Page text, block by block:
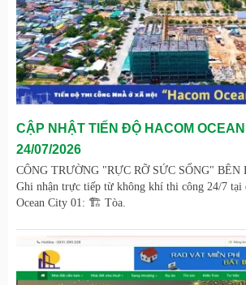
CẬP NHẬT TIẾN ĐỘ HACOM
24/07/2026
CÔNG TRƯỜNG "RỰC RỠ SỨC SỐNG"
Ghi nhận trực tiếp từ không khí thi công 24/7 tại
Ocean City 01: 🏗️ Tòa.